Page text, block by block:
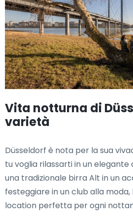
Vita notturna di
varietà
Düsseldorf è nota per la sua
tu voglia rilassarti in un
una tradizionale birra Alt in un
festeggiare in un club alla
location perfetta per ogni